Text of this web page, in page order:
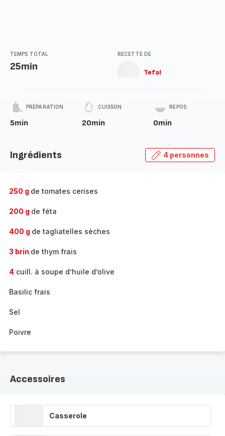
TEMPS TOTAL
25min
RECETTE DE
Tefal
PRÉPARATION
5min
CUISSON
20min
REPOS
0min
Ingrédients 4 personnes
250 g de tomates cerises
200 g de féta
400 g de tagliatelles sèches
3 brin de thym frais
4 cuill. à soupe d’huile d’olive
Basilic frais
Sel
Poivre
Accessoires
Casserole